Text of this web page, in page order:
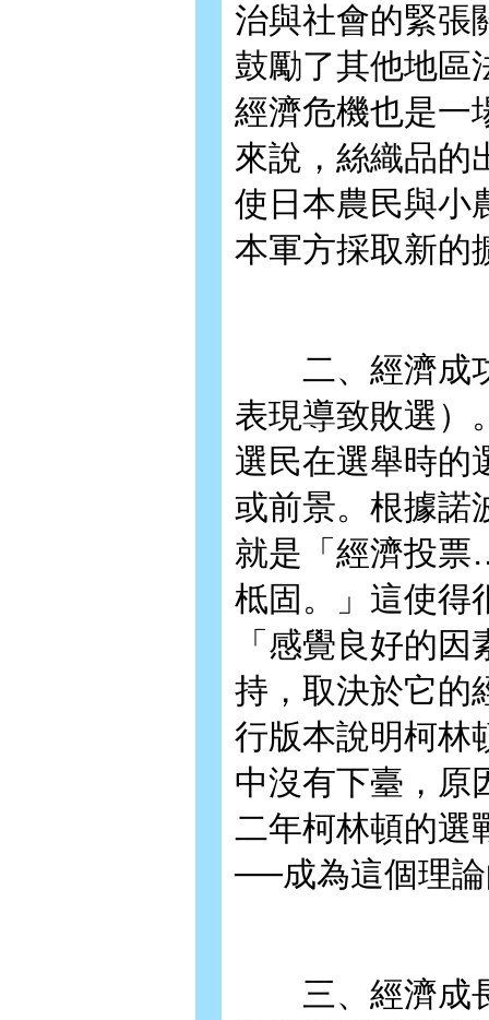
治與社會的緊張
鼓勵了其他地
經濟危機也是
來說，絲織品的
使日本農民與小
本軍方採取新的
二、經濟成功
表現導致敗選）
選民在選舉時的
或前景。根據諾
就是「經濟投
柢固。」這使得
「感覺良好的
持，取決於它的
行版本說明柯林
中沒有下臺，原
二年柯林頓的選
──成為這個理
三、經濟成長